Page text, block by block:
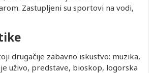
Zastupljeni su sportovi na vodi,
drugačije zabavno iskustvo: muzika,
uživo, predstave, bioskop, logorska